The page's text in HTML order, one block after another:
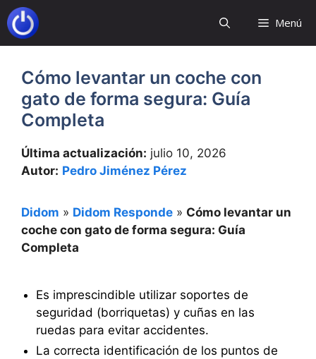
Saltar
al
contenido
Menú
Cómo levantar un coche con
gato de forma segura: Guía
Completa
Última actualización: julio 10, 2026
Autor: Pedro Jiménez Pérez
Didom » Didom Responde » Cómo levantar un
coche con gato de forma segura: Guía
Completa
Es imprescindible utilizar soportes de
seguridad (borriquetas) y cuñas en las
ruedas para evitar accidentes.
La correcta identificación de los puntos de